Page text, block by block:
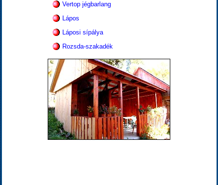
Vertop jégbarlang
Lápos
Láposi sípálya
Rozsda-szakadék